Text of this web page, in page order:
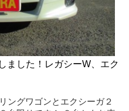
ました！レガシーW、エク
ングワゴンとエクシーガ２